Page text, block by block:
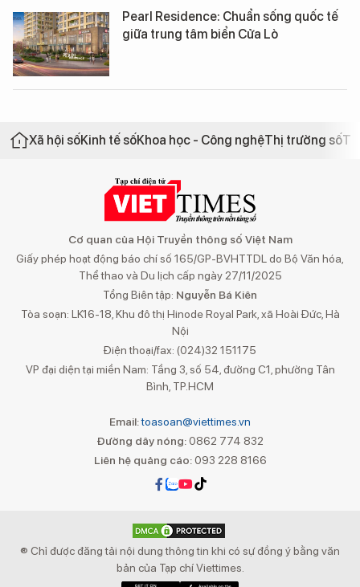
Pearl Residence: Chuẩn sống quốc tế
giữa trung tâm biển Cửa Lò
Xã hội sốKinh tế sốKhoa học - Công nghệThị trường số
Cơ quan của Hội Truyền thông số Việt Nam
Giấy phép hoạt động báo chí số 165/GP-BVHTTDL do Bộ Văn hóa,
Thể thao và Du lịch cấp ngày 27/11/2025
Tổng Biên tập: Nguyễn Bá Kiên
Tòa soạn: LK16-18, Khu đô thị Hinode Royal Park, xã Hoài Đức, Hà
Nội
Điện thoại/fax: (024)32 151175
VP đại diện tại miền Nam: Tầng 3, số 54, đường C1, phường Tân
Bình, TP.HCM
Email:toasoan@viettimes.vn
Đường dây nóng: 0862 774 832
Liên hệ quảng cáo:093 228 8166
® Chỉ được đăng tải nội dung thông tin khi có sự đồng ý bằng văn
bản của Tạp chí Viettimes.